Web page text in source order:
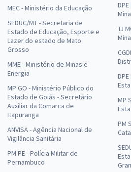
MEC - Ministério da Educação
SEDUC/MT - Secretaria de
Estado de Educação, Esporte e
Lazer do estado de Mato
Grosso
MME - Ministério de Minas e
Energia
MP GO - Ministério Público do
Estado de Goiás - Secretário
Auxiliar da Comarca de
Itapuranga
ANVISA - Agência Nacional de
Vigilância Sanitária
PM PE - Polícia Militar de
Pernambuco
TJ
MP
PM